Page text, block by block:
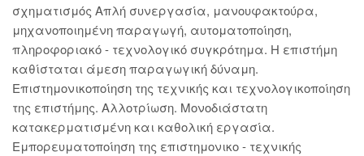
σχηματισμός Απλή συνεργασία, μανουφακτούρα,
μηχανοποιημένη παραγωγή, αυτοματοποίηση,
πληροφοριακό - τεχνολογικό συγκρότημα. Η επιστήμη
καθίσταται άμεση παραγωγική δύναμη.
Επιστημονικοποίηση της τεχνικής και τεχνολογικοποίηση
της επιστήμης. Αλλοτρίωση. Μονοδιάστατη
κατακερματισμένη και καθολική εργασία.
Εμπορευματοποίηση της επιστημονικο - τεχνικής